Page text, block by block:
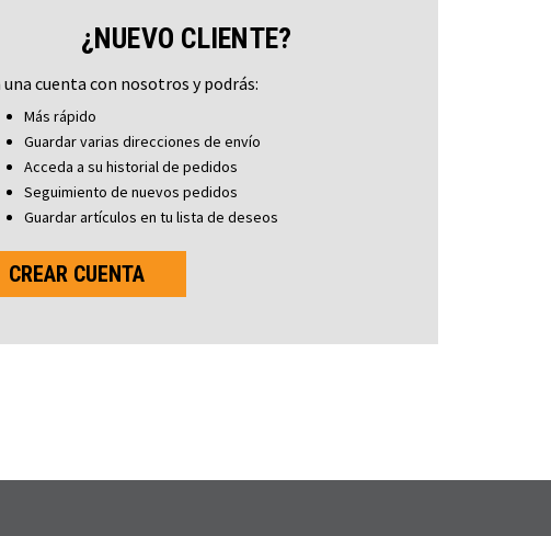
¿NUEVO CLIENTE?
una cuenta con nosotros y podrás:
Más rápido
Guardar varias direcciones de envío
Acceda a su historial de pedidos
Seguimiento de nuevos pedidos
Guardar artículos en tu lista de deseos
CREAR CUENTA